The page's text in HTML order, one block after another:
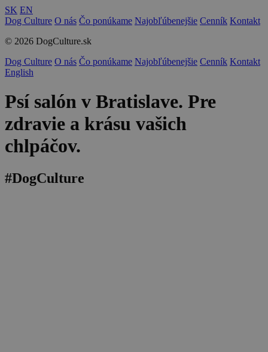
SK EN
Dog Culture O nás Čo ponúkame Najobľúbenejšie Cenník Kontakt
© 2026 DogCulture.sk
Dog Culture O nás Čo ponúkame Najobľúbenejšie Cenník Kontakt
English
Psí salón v Bratislave. Pre
zdravie a krásu vašich
chlpáčov.
#DogCulture